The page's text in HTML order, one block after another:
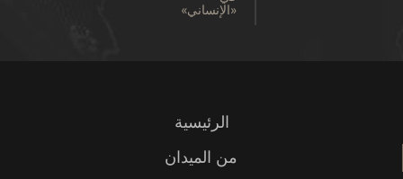
«الإنساني»
الرئيسية
من الميدان